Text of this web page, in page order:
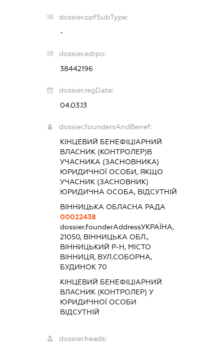
dossier.opfSubType:
-
dossier.edrpo:
38442196
dossier.regDate:
04.03.13
dossier.foundersAndBenef:
КІНЦЕВИЙ БЕНЕФІЦІАРНИЙ
ВЛАСНИК (КОНТРОЛЕР)В
УЧАСНИКА (ЗАСНОВНИКА)
ЮРИДИЧНОЇ ОСОБИ, ЯКЩО
УЧАСНИК (ЗАСНОВНИК)
ЮРИДИЧНА ОСОБА, ВІДСУТНІЙ
ВІННИЦЬКА ОБЛАСНА РАДА
00022438
dossier.founderAddressУКРАЇНА,
21050, ВІННИЦЬКА ОБЛ.,
ВІННИЦЬКИЙ Р-Н, МІСТО
ВІННИЦЯ, ВУЛ.СОБОРНА,
БУДИНОК 70
КІНЦЕВИЙ БЕНЕФІЦІАРНИЙ
ВЛАСНИК (КОНТРОЛЕР) У
ЮРИДИЧНОЇ ОСОБИ
ВІДСУТНІЙ
dossier.heads: